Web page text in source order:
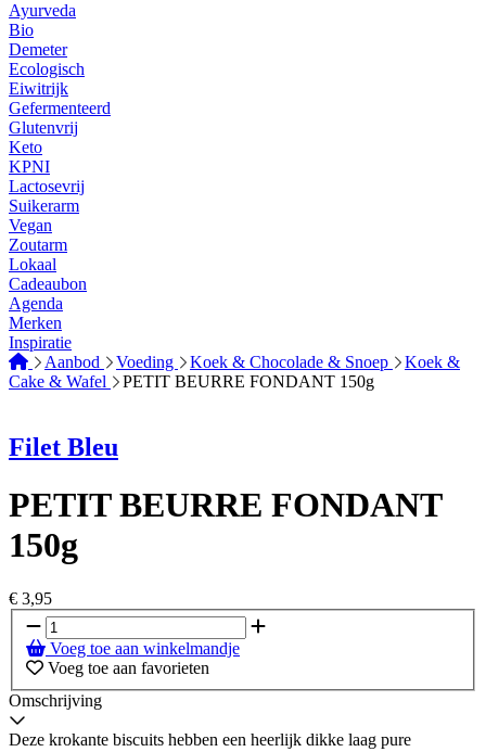
Ayurveda
Bio
Demeter
Ecologisch
Eiwitrijk
Gefermenteerd
Glutenvrij
Keto
KPNI
Lactosevrij
Suikerarm
Vegan
Zoutarm
Lokaal
Cadeaubon
Agenda
Merken
Inspiratie
Aanbod
Voeding Koek & Chocolade & Snoep
Koek &
Cake & Wafel
PETIT BEURRE FONDANT 150g
Filet Bleu
PETIT BEURRE FONDANT
150g
€ 3,95
Voeg toe aan winkelmandje
Voeg toe aan favorieten
Omschrijving
Deze krokante biscuits hebben een heerlijk dikke laag pure